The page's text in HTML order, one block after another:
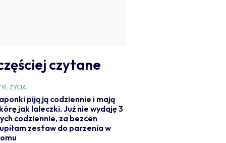
czytane
ŻYCIA
piją ją codziennie i mają
jak laleczki. Już nie wydaję 3
codziennie, za bezcen
zestaw do parzenia w